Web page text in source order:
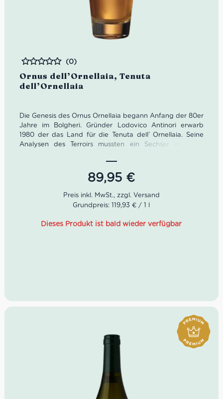
Ornus dell’Ornellaia, Tenuta
dell’Ornellaia
Bewertet
(0)
Die Genesis des Ornus Ornellaia begann Anfang der 80er
Jahre im Bolgheri. Gründer Lodovico Antinori erwarb
1980 der das Land für die Tenuta dell’ Ornellaia. Seine
Analysen des Terroirs mussten ein Sechser im Lotto
pflanzte, wurde der berühmte Ornellaia Bolgheri
Superiore 1998 zum besten Rotwein der Welt gekürt.
Der Ornus Ornellaia von der Tenuta dell’Ornellaia ist eine
Spätlese des Petit Manseng. Nur alle paar Jahre entsteht
in dem winzigen Weinberg Palmetta die Chance auf die
Herstellung eines Ornus Ornellaia.
89,95 €
Grundpreis: 119,93 € / 1 l
Dieses Produkt ist bald wieder verfügbar